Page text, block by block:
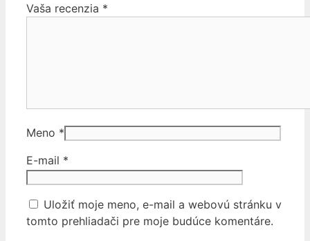
Vaša recenzia *
Meno *
E-mail *
Uložiť moje meno, e-mail a webovú stránku v
tomto prehliadači pre moje budúce komentáre.